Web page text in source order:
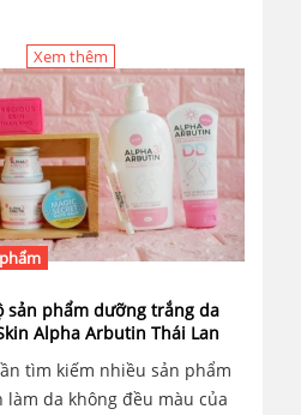
Xem thêm
sản phẩm dưỡng trắng da
Alpha Arbutin Thái Lan
tìm kiếm nhiều sản phẩm
làm da không đều màu của